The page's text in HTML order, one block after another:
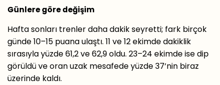
Günlere göre değişim
Hafta sonları trenler daha dakik seyretti; fark birçok
günde 10–15 puana ulaştı. 11 ve 12 ekimde dakiklik
sırasıyla yüzde 61,2 ve 62,9 oldu. 23–24 ekimde ise dip
görüldü ve oran uzak mesafede yüzde 37’nin biraz
üzerinde kaldı.